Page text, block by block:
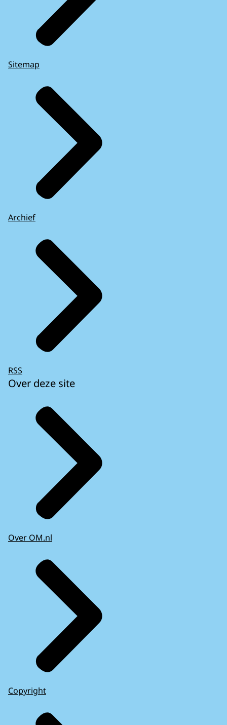
Sitemap
Archief
RSS
Over deze site
Over OM.nl
Copyright